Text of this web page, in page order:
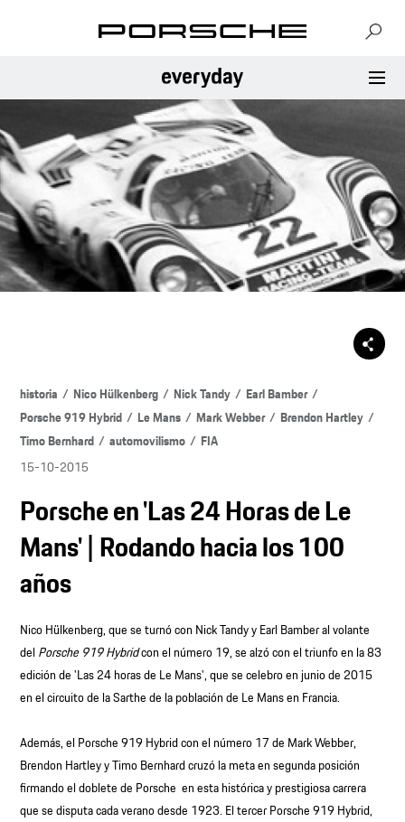
historia Nico Hülkenberg Nick Tandy
Earl Bamber
Porsche 919 Hybrid
Le Mans Mark Webber
Brendon Hartley
Timo Bernhard
automovilismo
FIA
15-10-2015
Porsche en 'Las 24 Horas de Le
Mans' | Rodando hacia los 100
años
Nico Hülkenberg, que se turnó con Nick Tandy y Earl Bamber al volante
del Porsche 919 Hybridcon el número 19, se alzó con el triunfo en la 83
edición de 'Las 24 horas de Le Mans', que se celebro en junio de 2015
en el circuito de la Sarthe de la población de Le Mans en Francia.
Además, el Porsche 919 Hybrid con el número 17 de Mark Webber,
Brendon Hartley y Timo Bernhard cruzó la meta en segunda posición
firmando el doblete de Porsche en esta histórica y prestigiosa carrera
que se disputa cada verano desde 1923. El tercer Porsche 919 Hybrid,